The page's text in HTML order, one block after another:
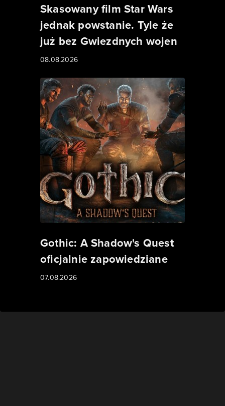
Skasowany film Star Wars
jednak powstanie. Tyle że
już bez Gwiezdnych wojen
08.08.2026
Gothic: A Shadow's Quest
oficjalnie zapowiedziane
07.08.2026